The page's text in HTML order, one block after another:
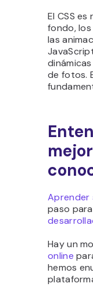
El CSS
fondo,
las
de fotos.
Aprender
paso
Hay un
online
hemos